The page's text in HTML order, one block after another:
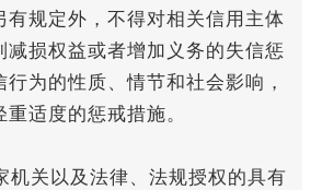
有规定外，不得对相关信用主体
减损权益或者增加义务的失信惩
为的性质、情节和社会影响，
适度的惩戒措施。
关以及法律、法规授权的具有